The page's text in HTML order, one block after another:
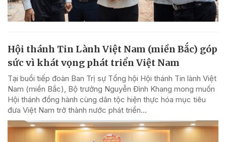
Hội thánh Tin Lành Việt Nam (miền Bắc) góp
sức vì khát vọng phát triển Việt Nam
Tại buổi tiếp đoàn Ban Trị sự Tổng hội Hội thánh Tin lành Việt
Nam (miền Bắc), Bộ trưởng Nguyễn Đình Khang mong muốn
Hội thánh đồng hành cùng dân tộc hiện thực hóa mục tiêu
đưa Việt Nam trở thành nước phát triển...